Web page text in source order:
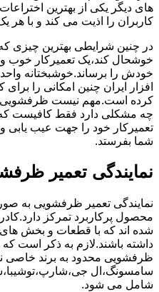
های دیگر یکی از بهترین
کاربران را اذیت می کند و با
در چنین شرایطی بهترین چیزی که
خوشحال کند،یک تعمیرکار
خودش را برساند.خوشبختانه
افزار ایران چنین امکانی را
کرده است.مهم نیست ظرفشویی
چه مشکلی دارد فقط کافیست که
تعمیرکار خود را جهت عیب
شما بفرستد.
نمایندگی تعمیر
نمایندگی تعمیر ظرفشویی به
محصول پرکاربرد تمرکز
شده اند که با قطعات و بخش های
داشته باشند.لازم به ذکر است که
ظرفشویی محدود به برند خاصی
سامسونگ،ال
شامل می شود.